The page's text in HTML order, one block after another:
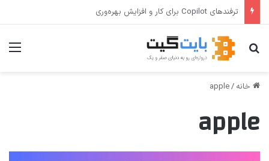
Windows Desktop Runtime چیست و چه کاربردی دارد؟
جستجو برای
خانه /
apple
apple